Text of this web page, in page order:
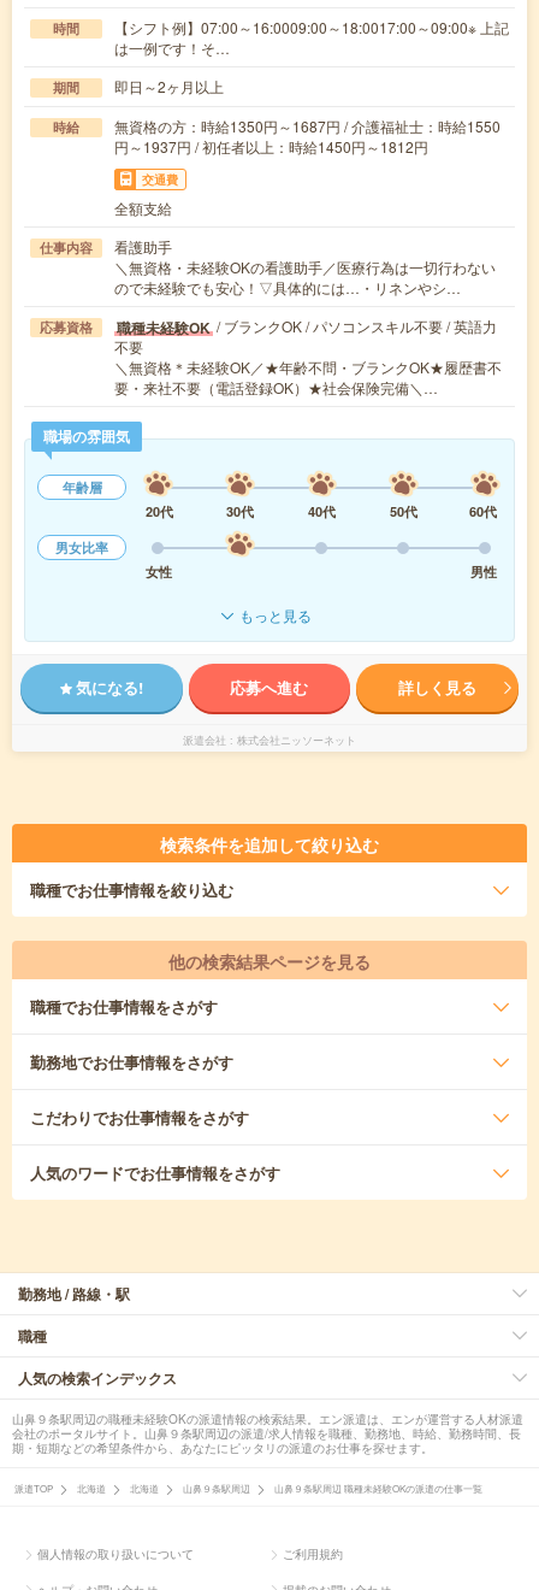
時間
【シフト例】07:00～16:0009:00～18:0017:00～09:00※ 上記
は一例です！そ…
期間 即日～2ヶ月以上
時給
無資格の方：時給1350円～1687円 / 介護福祉士：時給1550
円～1937円 / 初任者以上：時給1450円～1812円
交通費
全額支給
仕事内容
看護助手
＼無資格・未経験OKの看護助手／医療行為は一切行わない
ので未経験でも安心！▽具体的には…・リネンやシ…
応募資格 職種未経験OK / ブランクOK / パソコンスキル不要 / 英語力
不要
＼無資格＊未経験OK／★年齢不問・ブランクOK★履歴書不
要・来社不要（電話登録OK）★社会保険完備＼…
職場の雰囲気
年齢層
20代
30代 40代 50代
60代
男女比率
女性
男性
もっと見る
気になる! 応募へ進む 詳しく見る
派遣会社 株式会社ニッソーネット
検索条件を追加して絞り込む
職種でお仕事情報を絞り込む
他の検索結果ページを見る
職種でお仕事情報をさがす
勤務地でお仕事情報をさがす
こだわりでお仕事情報をさがす
人気のワードでお仕事情報をさがす
勤務地 / 路線・駅
職種
人気の検索インデックス
山鼻９条駅周辺の職種未経験OKの派遣情報の検索結果。エン派遣は、エンが運営する人材派遣
会社のポータルサイト。山鼻９条駅周辺の派遣/求人情報を職種、勤務地、時給、勤務時間、長
期・短期などの希望条件から、あなたにピッタリの派遣のお仕事を探せます。
派遣TOP 北海道 北海道 山鼻９条駅周辺 山鼻９条駅周辺 職種未経験OKの派遣の仕事一覧
個人情報の取り扱いについて ご利用規約